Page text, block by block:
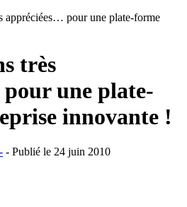
appréciées… pour une plate-forme
très
une plate-
innovante !
- Publié le 24 juin 2010